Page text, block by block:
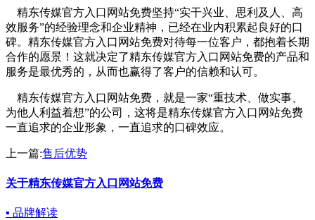
精东传媒官方入口网站免费坚持“实干兴业、思利及人、高
效服务”的经验理念和企业精神，已经在业内积累起良好的口
碑。精东传媒官方入口网站免费对待每一位客户，都抱着长期
合作的愿景！这就决定了精东传媒官方入口网站免费的产品和
服务是最优秀的，从而也赢得了客户的信赖和认可。
精东传媒官方入口网站免费，就是一家“重技术、做实事、
为他人利益着想”的公司，这将是精东传媒官方入口网站免费
一直追求的企业形象，一直追求的口碑效应。
上一篇:售后优势
关于精东传媒官方入口网站免费
▪ 品牌解读